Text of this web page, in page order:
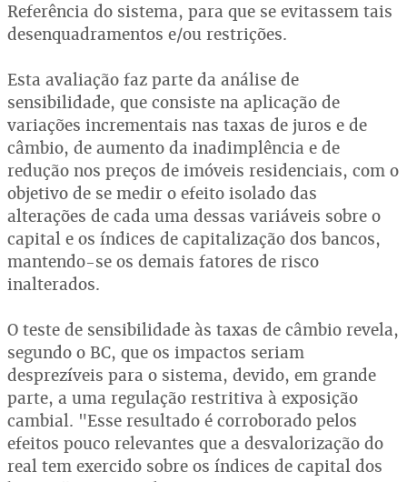
Referência do sistema, para que se evitassem tais
desenquadramentos e/ou restrições.
Esta avaliação faz parte da análise de
sensibilidade, que consiste na aplicação de
variações incrementais nas taxas de juros e de
câmbio, de aumento da inadimplência e de
redução nos preços de imóveis residenciais, com o
objetivo de se medir o efeito isolado das
alterações de cada uma dessas variáveis sobre o
capital e os índices de capitalização dos bancos,
mantendo-se os demais fatores de risco
inalterados.
O teste de sensibilidade às taxas de câmbio revela,
segundo o BC, que os impactos seriam
desprezíveis para o sistema, devido, em grande
parte, a uma regulação restritiva à exposição
cambial. "Esse resultado é corroborado pelos
efeitos pouco relevantes que a desvalorização do
real tem exercido sobre os índices de capital dos